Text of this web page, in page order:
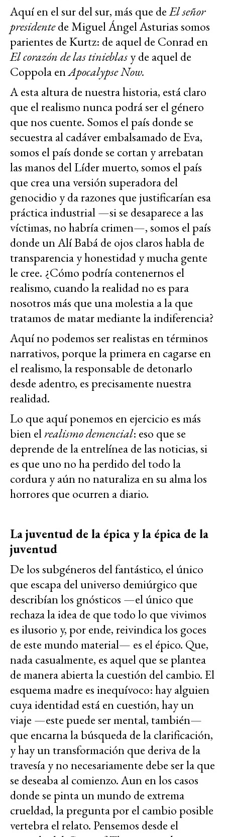
Aquí en el sur del sur, más que deEl señor
presidentede Miguel Ángel Asturias somos
parientes de Kurtz: de aquel de Conrad en
El corazón de las tinieblasy de aquel de
Coppola enApocalypse Now.
A esta altura de nuestra historia, está claro
que el realismo nunca podrá ser el género
que nos cuente. Somos el país donde se
secuestra al cadáver embalsamado de Eva,
somos el país donde se cortan y arrebatan
las manos del Líder muerto, somos el país
que crea una versión superadora del
genocidio y da razones que justificarían esa
práctica industrial —si se desaparece a las
víctimas, no habría crimen—, somos el país
donde un Alí Babá de ojos claros habla de
transparencia y honestidad y mucha gente
le cree. ¿Cómo podría contenernos el
realismo, cuando la realidad no es para
nosotros más que una molestia a la que
tratamos de matar mediante la indiferencia?
Aquí no podemos ser realistas en términos
narrativos, porque la primera en cagarse en
el realismo, la responsable de detonarlo
desde adentro, es precisamente nuestra
realidad.
Lo que aquí ponemos en ejercicio es más
bien elrealismo demencial: eso que se
deprende de la entrelínea de las noticias, si
es que uno no ha perdido del todo la
cordura y aún no naturaliza en su alma los
horrores que ocurren a diario.
La juventud de la épica y la épica de la
juventud
De los subgéneros del fantástico, el único
que escapa del universo demiúrgico que
describían los gnósticos —el único que
rechaza la idea de que todo lo que vivimos
es ilusorio y, por ende, reivindica los goces
de este mundo material— es el épico. Que,
nada casualmente, es aquel que se plantea
de manera abierta la cuestión del cambio. El
esquema madre es inequívoco: hay alguien
cuya identidad está en cuestión, hay un
viaje —este puede ser mental, también—
que encarna la búsqueda de la clarificación,
y hay un transformación que deriva de la
travesía y no necesariamente debe ser la que
se deseaba al comienzo. Aun en los casos
donde se pinta un mundo de extrema
crueldad, la pregunta por el cambio posible
vertebra el relato. Pensemos desde el